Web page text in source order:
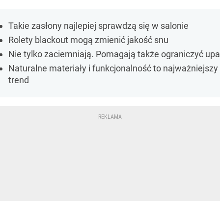
Takie zasłony najlepiej sprawdzą się w salonie
Rolety blackout mogą zmienić jakość snu
Nie tylko zaciemniają. Pomagają także ograniczyć
Naturalne materiały i funkcjonalność to najważniejszy
trend